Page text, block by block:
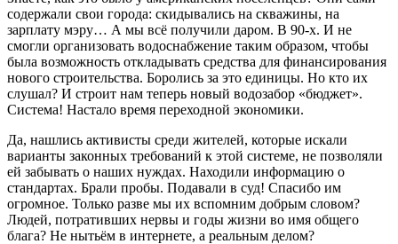
содержали свои города: скидывались на скважины, на
зарплату мэру… А мы всё получили даром. В 90-х. И не
смогли организовать водоснабжение таким образом, чтобы
была возможность откладывать средства для финансирования
нового строительства. Боролись за это единицы. Но кто их
слушал? И строит нам теперь новый водозабор «бюджет».
Система! Настало время переходной экономики.
Да, нашлись активисты среди жителей, которые искали
варианты законных требований к этой системе, не позволяли
ей забывать о наших нуждах. Находили информацию о
стандартах. Брали пробы. Подавали в суд! Спасибо им
огромное. Только разве мы их вспомним добрым словом?
Людей, потративших нервы и годы жизни во имя общего
блага? Не нытьём в интернете, а реальным делом?